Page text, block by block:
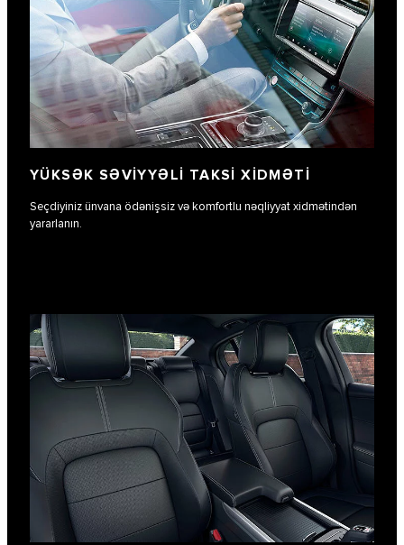
YÜKSƏK SƏVIYYƏLI TAKSI XIDMƏTI
Seçdiyiniz ünvana ödənişsiz və komfortlu nəqliyyat xidmətindən
yararlanın.